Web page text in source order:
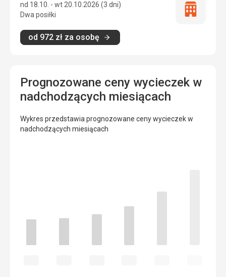
nd 18.10. - wt 20.10.2026 (3 dni)
Dwa posiłki
od 972 zł za osobę
Tylko
Prognozowane ceny wycieczek w
nadchodzących miesiącach
Wykres przedstawia prognozowane ceny wycieczek w
nadchodzących miesiącach